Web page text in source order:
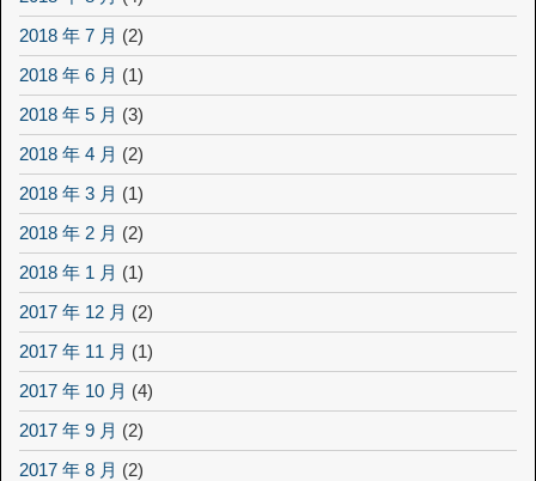
2018 年 7 月 (2)
2018 年 6 月 (1)
2018 年 5 月 (3)
2018 年 4 月 (2)
2018 年 3 月 (1)
2018 年 2 月 (2)
2018 年 1 月 (1)
2017 年 12 月 (2)
2017 年 11 月 (1)
2017 年 10 月 (4)
2017 年 9 月 (2)
2017 年 8 月 (2)